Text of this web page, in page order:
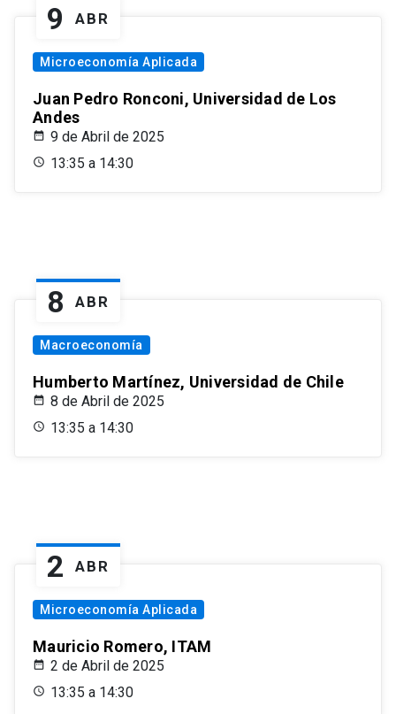
9 ABR
Microeconomía Aplicada
Juan Pedro Ronconi, Universidad de Los
Andes
9 de Abril de 2025
13:35 a 14:30
8 ABR
Macroeconomía
Humberto Martínez, Universidad de Chile
8 de Abril de 2025
13:35 a 14:30
2 ABR
Microeconomía Aplicada
Mauricio Romero, ITAM
2 de Abril de 2025
13:35 a 14:30